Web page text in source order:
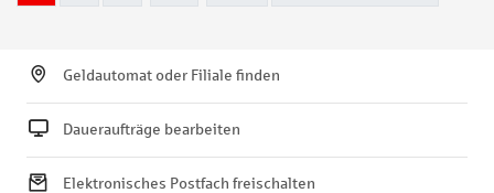
Geldautomat oder Filiale finden
Daueraufträge bearbeiten
Elektronisches Postfach freischalten